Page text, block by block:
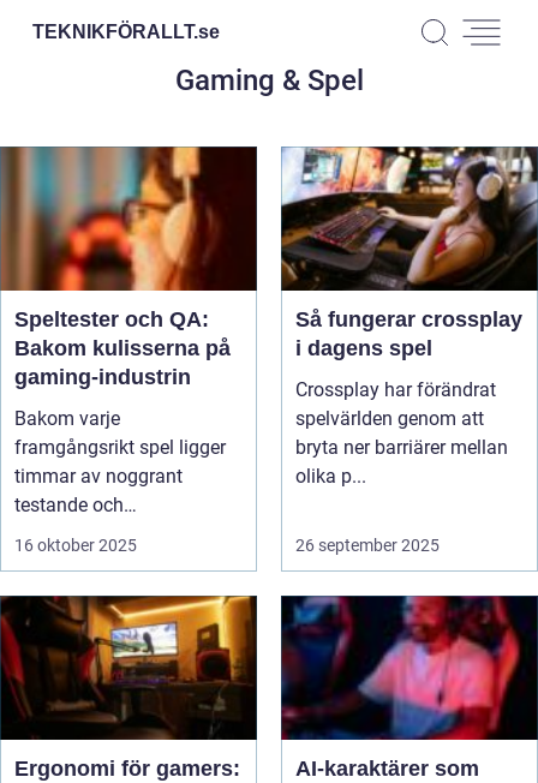
TEKNIKFÖRALLT.se
Gaming & Spel
Speltester och QA:
Bakom kulisserna på
gaming-industrin
Bakom varje
framgångsrikt spel ligger
timmar av noggrant
testande och
kvalitetssäkring. S...
16 oktober 2025
Så fungerar crossplay
i dagens spel
Crossplay har förändrat
spelvärlden genom att
bryta ner barriärer mellan
olika p...
26 september 2025
Ergonomi för gamers:
AI-karaktärer som